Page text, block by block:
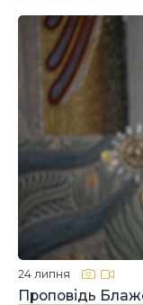
Проповідь
24 липня